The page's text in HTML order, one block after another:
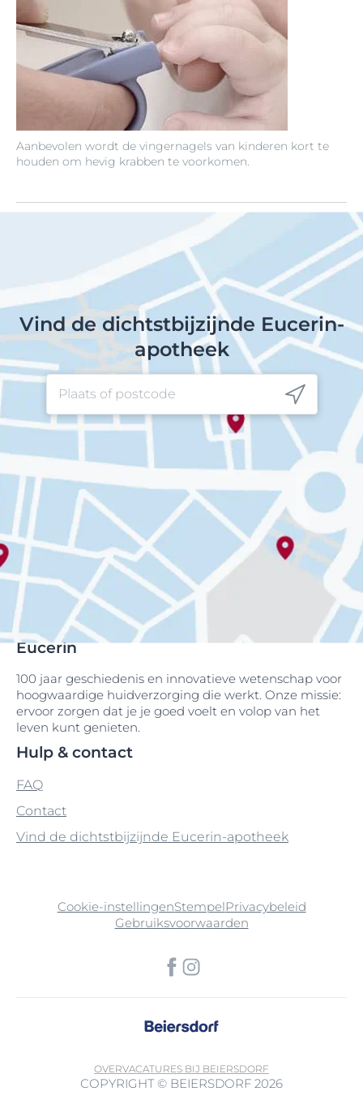
Aanbevolen wordt de vingernagels van kinderen kort te
houden om hevig krabben te voorkomen.
Vind de dichtstbijzijnde Eucerin-
apotheek
Eucerin
100 jaar geschiedenis en innovatieve wetenschap voor
hoogwaardige huidverzorging die werkt. Onze missie:
ervoor zorgen dat je je goed voelt en volop van het
leven kunt genieten.
Hulp & contact
FAQ
Contact
Vind de dichtstbijzijnde Eucerin-apotheek
Cookie-instellingenStempelPrivacybeleid
Gebruiksvoorwaarden
OVERVACATURES BIJ BEIERSDORF
COPYRIGHT © BEIERSDORF 2026